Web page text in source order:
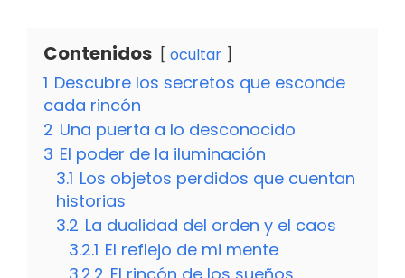
Contenidos ocultar
1 Descubre los secretos que esconde
cada rincón
2 Una puerta a lo desconocido
3 El poder de la iluminación
3.1 Los objetos perdidos que cuentan
historias
3.2 La dualidad del orden y el caos
3.2.1 El reflejo de mi mente